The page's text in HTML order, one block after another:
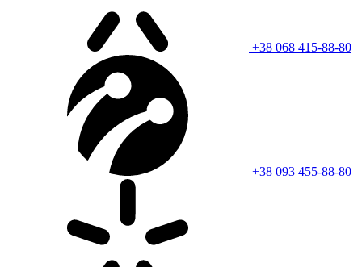
+38 068 415-88-80
+38 093 455-88-80